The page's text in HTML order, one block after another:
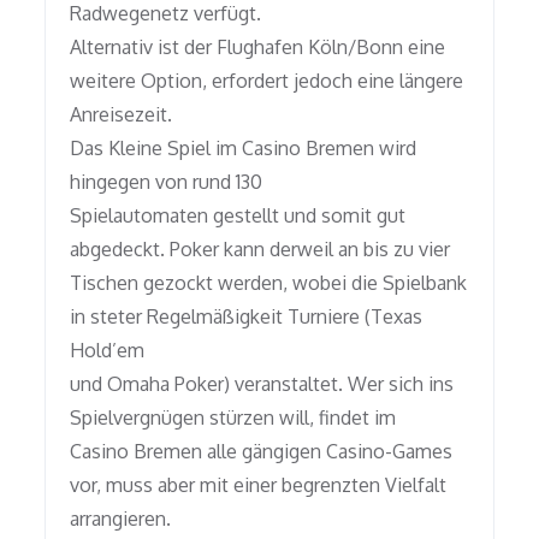
Radwegenetz verfügt.
Alternativ ist der Flughafen Köln/Bonn eine
weitere Option, erfordert jedoch eine längere
Anreisezeit.
Das Kleine Spiel im Casino Bremen wird
hingegen von rund 130
Spielautomaten gestellt und somit gut
abgedeckt. Poker kann derweil an bis zu vier
Tischen gezockt werden, wobei die Spielbank
in steter Regelmäßigkeit Turniere (Texas
Hold’em
und Omaha Poker) veranstaltet. Wer sich ins
Spielvergnügen stürzen will, findet im
Casino Bremen alle gängigen Casino-Games
vor, muss aber mit einer begrenzten Vielfalt
arrangieren.